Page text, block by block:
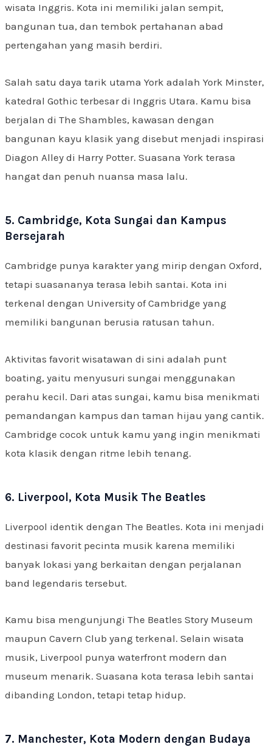
wisata Inggris. Kota ini memiliki jalan sempit,
bangunan tua, dan tembok pertahanan abad
pertengahan yang masih berdiri.
Salah satu daya tarik utama York adalah York Minster,
katedral Gothic terbesar di Inggris Utara. Kamu bisa
berjalan di The Shambles, kawasan dengan
bangunan kayu klasik yang disebut menjadi inspirasi
Diagon Alley di Harry Potter. Suasana York terasa
hangat dan penuh nuansa masa lalu.
5. Cambridge, Kota Sungai dan Kampus
Bersejarah
Cambridge punya karakter yang mirip dengan Oxford,
tetapi suasananya terasa lebih santai. Kota ini
terkenal dengan University of Cambridge yang
memiliki bangunan berusia ratusan tahun.
Aktivitas favorit wisatawan di sini adalah punt
boating, yaitu menyusuri sungai menggunakan
perahu kecil. Dari atas sungai, kamu bisa menikmati
pemandangan kampus dan taman hijau yang cantik.
Cambridge cocok untuk kamu yang ingin menikmati
kota klasik dengan ritme lebih tenang.
6. Liverpool, Kota Musik The Beatles
Liverpool identik dengan The Beatles. Kota ini menjadi
destinasi favorit pecinta musik karena memiliki
banyak lokasi yang berkaitan dengan perjalanan
band legendaris tersebut.
Kamu bisa mengunjungi The Beatles Story Museum
maupun Cavern Club yang terkenal. Selain wisata
musik, Liverpool punya waterfront modern dan
museum menarik. Suasana kota terasa lebih santai
dibanding London, tetapi tetap hidup.
7. Manchester, Kota Modern dengan Budaya